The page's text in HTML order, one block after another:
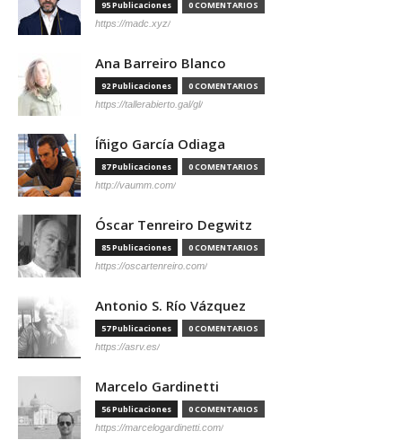
95 Publicaciones 0 COMENTARIOS
https://madc.xyz/
Ana Barreiro Blanco
92 Publicaciones 0 COMENTARIOS
https://tallerabierto.gal/gl/
Íñigo García Odiaga
87 Publicaciones 0 COMENTARIOS
http://vaumm.com/
Óscar Tenreiro Degwitz
85 Publicaciones 0 COMENTARIOS
https://oscartenreiro.com/
Antonio S. Río Vázquez
57 Publicaciones 0 COMENTARIOS
https://asrv.es/
Marcelo Gardinetti
56 Publicaciones 0 COMENTARIOS
https://marcelogardinetti.com/